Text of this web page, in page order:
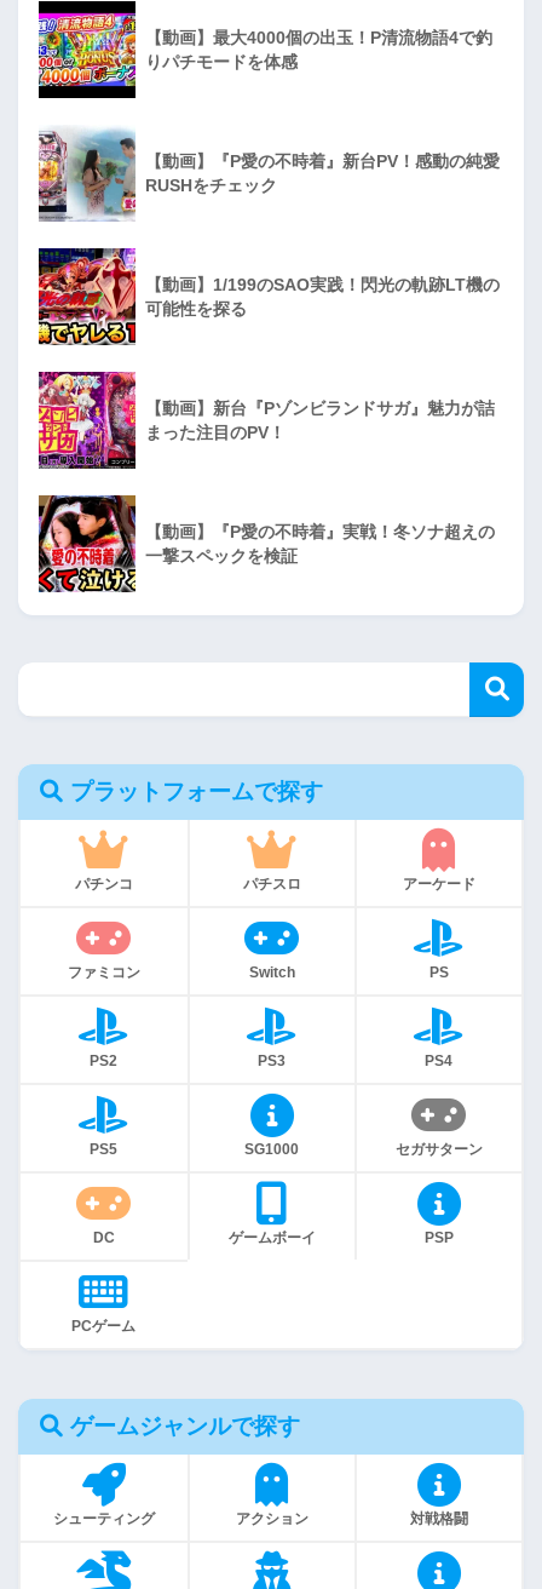
【動画】最大4000個の出玉！P清流物語4で釣
りパチモードを体感
【動画】『P愛の不時着』新台PV！感動の純愛
RUSHをチェック
【動画】1/199のSAO実践！閃光の軌跡LT機の
可能性を探る
【動画】新台『Pゾンビランドサガ』魅力が詰
まった注目のPV！
【動画】『P愛の不時着』実戦！冬ソナ超えの
一撃スペックを検証
プラットフォームで探す
パチンコ パチスロ アーケード
ファミコン Switch PS
PS2 PS3 PS4
PS5 SG1000 セガサターン
DC ゲームボーイ PSP
PCゲーム
ゲームジャンルで探す
シューティング アクション 対戦格闘